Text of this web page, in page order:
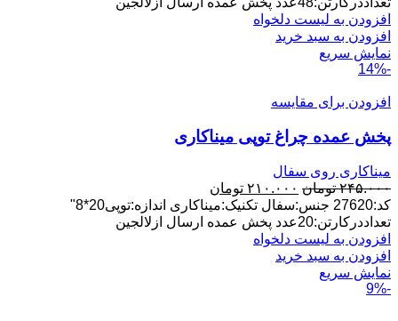
بود.
افزودن به لیست دلخواه
افزودن به سبد خرید
نمایش سریع
-14%
افزودن برای مقایسه
پخش عمده چراغ توپی میناکاری
میناکاری روی سفال
۲۴۵.۰۰۰ تومان قیمت
اصلی:
۲۴۵.۰۰۰ تومان
بود.
۲۱۰.۰۰۰ تومان
فعلی:
۲۱۰.۰۰۰ تومان.
کد:27620 جنس:سفال تکنیک:میناکاری اندازه:توپی20*8"
تعداددرکارتن:20عدد پخش عمده ارسال ازلالجین
افزودن به لیست دلخواه
افزودن به سبد خرید
نمایش سریع
-9%